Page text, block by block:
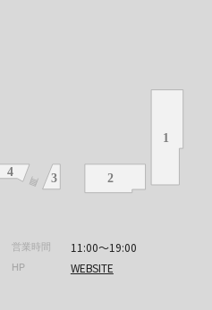
営業時間 11:00～19:00
HP WEBSITE